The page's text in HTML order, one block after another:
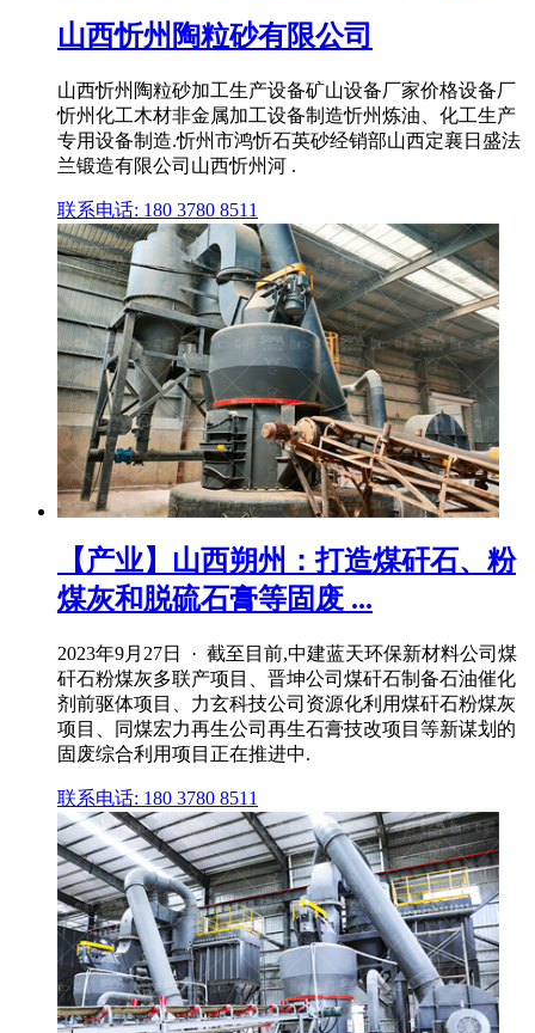
山西忻州陶粒砂有限公司
山西忻州陶粒砂加工生产设备矿山设备厂家价格设备厂
忻州化工木材非金属加工设备制造忻州炼油、化工生产
专用设备制造.忻州市鸿忻石英砂经销部山西定襄日盛法
兰锻造有限公司山西忻州河 .
联系电话: 180 3780 8511
【产业】山西朔州：打造煤矸石、粉
煤灰和脱硫石膏等固废 ...
2023年9月27日 · 截至目前,中建蓝天环保新材料公司煤
矸石粉煤灰多联产项目、晋坤公司煤矸石制备石油催化
剂前驱体项目、力玄科技公司资源化利用煤矸石粉煤灰
项目、同煤宏力再生公司再生石膏技改项目等新谋划的
固废综合利用项目正在推进中.
联系电话: 180 3780 8511